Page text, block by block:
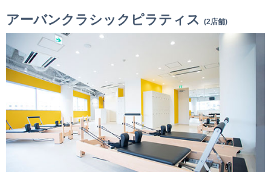
アーバンクラシックピラティス (2店舗)